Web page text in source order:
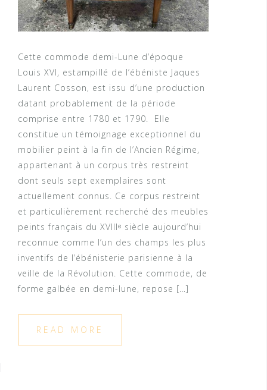
Cette commode demi-Lune d’époque
Louis XVI, estampillé de l’ébéniste Jaques
Laurent Cosson, est issu d’une production
datant probablement de la période
comprise entre 1780 et 1790. Elle
constitue un témoignage exceptionnel du
mobilier peint à la fin de l’Ancien Régime,
appartenant à un corpus très restreint
dont seuls sept exemplaires sont
actuellement connus. Ce corpus restreint
et particulièrement recherché des meubles
peints français du XVIIIᵉ siècle aujourd’hui
reconnue comme l’un des champs les plus
inventifs de l’ébénisterie parisienne à la
veille de la Révolution. Cette commode, de
forme galbée en demi-lune, repose […]
READ MORE